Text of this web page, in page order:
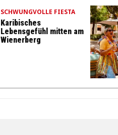
SCHWUNGVOLLE FIESTA
Karibisches
Lebensgefühl mitten am
Wienerberg